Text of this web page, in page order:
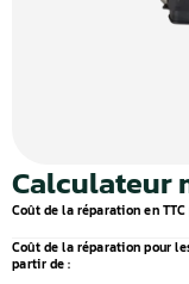
Calculateur
Coût de la réparation en
Coût de la réparation pour
partir de :